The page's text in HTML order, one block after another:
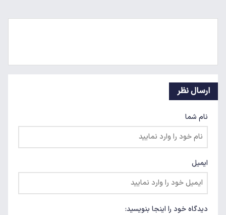
ارسال نظر
نام شما
ایمیل
دیدگاه خود را اینجا بنویسید: